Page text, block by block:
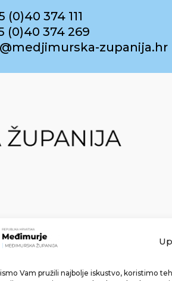
Vam pružili najbolje iskustvo, koristimo
(0)40 374 111
(0)40 374 269
zupanija.hr
with ❤ by bg & 3na3.